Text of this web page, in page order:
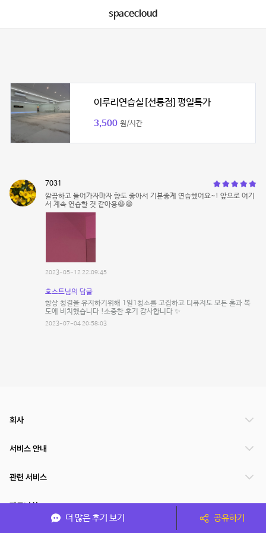
spacecloud
이루리연습실[선릉점] 평일특가
3,500 원/시간
7031
깔끔하고 들어가자마자 향도 좋아서 기분좋게 연습했어요~! 앞으로 여기
서 계속 연습할 것 같아용😆😆
2023-05-12 22:09:45
호스트님의 답글
항상 청결을 유지하기위해 1일1청소를 고집하고 디퓨저도 모든 홀과 복
도에 비치했습니다 !소중한 후기 감사합니다 ✨
2023-07-04 20:58:03
더 많은 후기 보기 공유하기
회사
서비스 안내
관련 서비스
파트너쉽